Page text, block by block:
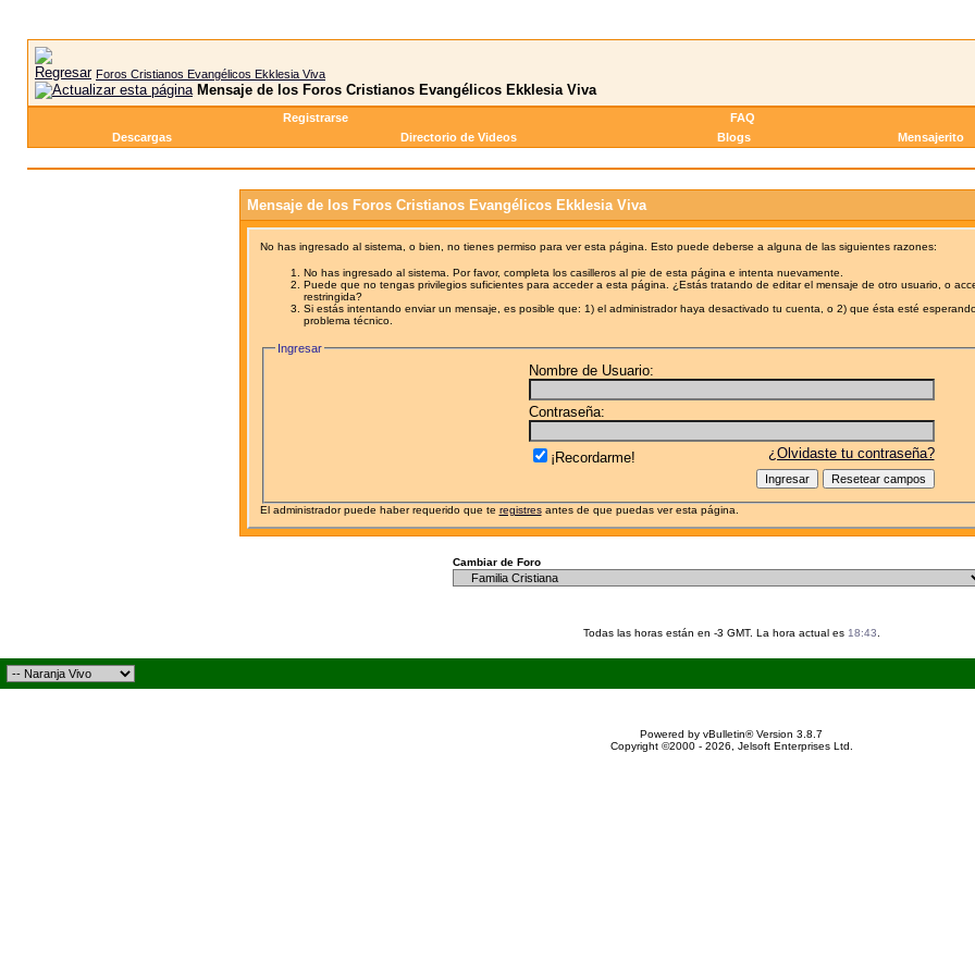
Foros Cristianos Evangélicos Ekklesia Viva
Mensaje de los Foros Cristianos Evangélicos Ekklesia Viva
Registrarse FAQ
Descargas
Directorio de Videos Blogs Mensajerito
Mensaje de los Foros Cristianos Evangélicos Ekklesia Viva
No has ingresado al sistema, o bien, no tienes permiso para ver esta página. Esto puede deberse a alguna de las siguientes razones:
No has ingresado al sistema. Por favor, completa los casilleros al pie de esta página e intenta nuevamente.
Puede que no tengas privilegios suficientes para acceder a esta página. ¿Estás tratando de editar el mensaje de otro usuario, o
restringida?
Si estás intentando enviar un mensaje, es posible que: 1) el administrador haya desactivado tu cuenta, o 2) que ésta esté
problema técnico.
Ingresar
Nombre de Usuario:
Contraseña:
¿Olvidaste tu contraseña?
¡Recordarme!
El administrador puede haber requerido que te registresantes de que puedas ver esta página.
Cambiar de Foro
Todas las horas están en -3 GMT. La hora actual es 18:43
Powered by vBulletin® Version 3.8.7
Copyright ©2000 - 2026, Jelsoft Enterprises Ltd.